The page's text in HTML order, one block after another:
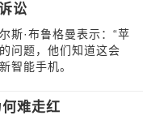
讼
斯·布鲁格曼表示：“苹
问题，他们知道这会
智能手机。
难走红